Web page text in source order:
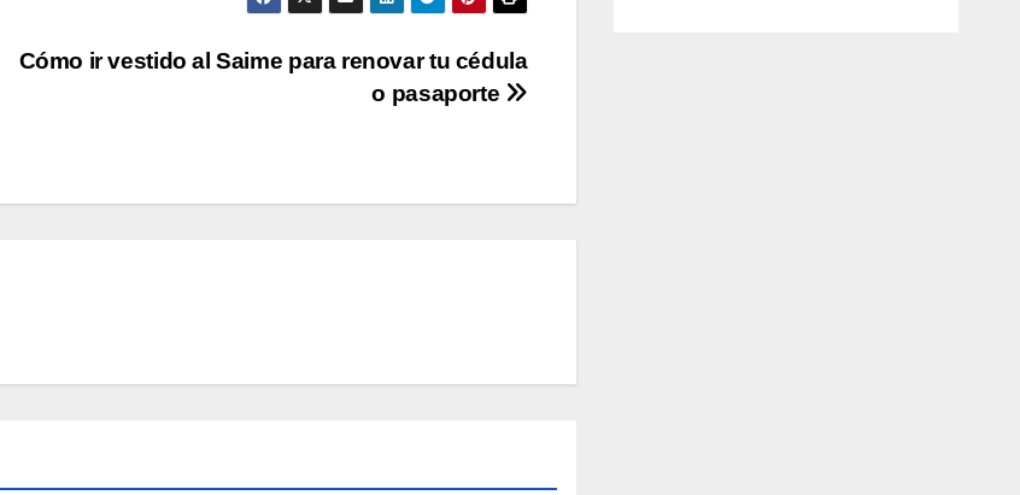
Cómo ir vestido al Saime para renovar tu cédula
o pasaporte